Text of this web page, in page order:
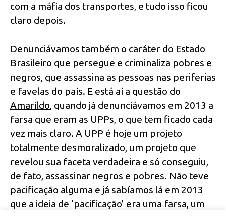
com a máfia dos transportes, e tudo isso ficou
claro depois.
Denunciávamos também o caráter do Estado
Brasileiro que persegue e criminaliza pobres e
negros, que assassina as pessoas nas periferias
e favelas do país. E está aí a questão do
Amarildo, quando já denunciávamos em 2013 a
farsa que eram as UPPs, o que tem ficado cada
vez mais claro. A UPP é hoje um projeto
totalmente desmoralizado, um projeto que
revelou sua faceta verdadeira e só conseguiu,
de fato, assassinar negros e pobres. Não teve
pacificação alguma e já sabíamos lá em 2013
que a ideia de ‘pacificação’ era uma farsa, um